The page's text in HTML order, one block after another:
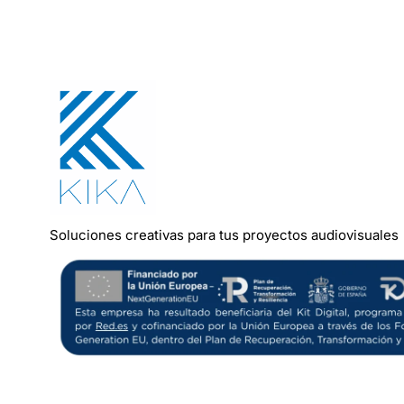
Soluciones creativas para tus proyectos audiovisuales